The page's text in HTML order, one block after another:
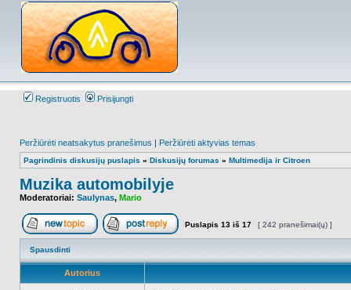
Registruotis Prisijungti
Peržiūrėti neatsakytus pranešimus | Peržiūrėti aktyvias temas
Pagrindinis diskusijų puslapis » Diskusijų forumas » Multimedija ir Citroen
Muzika automobilyje
Moderatoriai: Saulynas, Mario
Naujos temos kūrimasAtsakyti į temą
Puslapis 13 iš 17 [ 242 pranešimai(ų) ]
Spausdinti
Autorius